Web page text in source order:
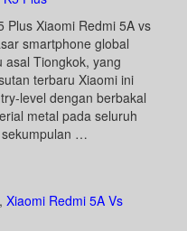
Plus Xiaomi Redmi 5A vs
smartphone global
Tiongkok, yang
terbaru Xiaomi ini
level dengan berbakal
metal pada seluruh
sekumpulan …
, Xiaomi Redmi 5A Vs